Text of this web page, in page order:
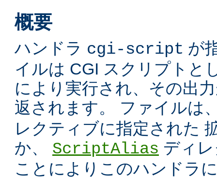
概要
ハンドラ cgi-script が
イルは CGI スクリプトと
により実行され、その出
返されます。 ファイルは
レクティブに指定された
か、 ScriptAlias ディ
ことによりこのハンドラ